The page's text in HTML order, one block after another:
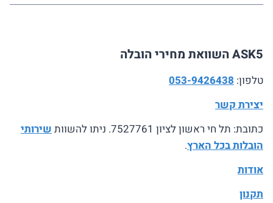
ASK5 השוואת מחירי הובלה
טלפון: 053-9426438
יצירת קשר
כתובת: תל חי ראשון לציון 7527761. ניתו להשוות
שירותי
הובלות בכל הארץ.
אודות
תקנון